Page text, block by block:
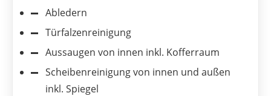
Abledern
Türfalzenreinigung
Aussaugen von innen inkl. Kofferraum
Scheibenreinigung von innen und außen
inkl. Spiegel